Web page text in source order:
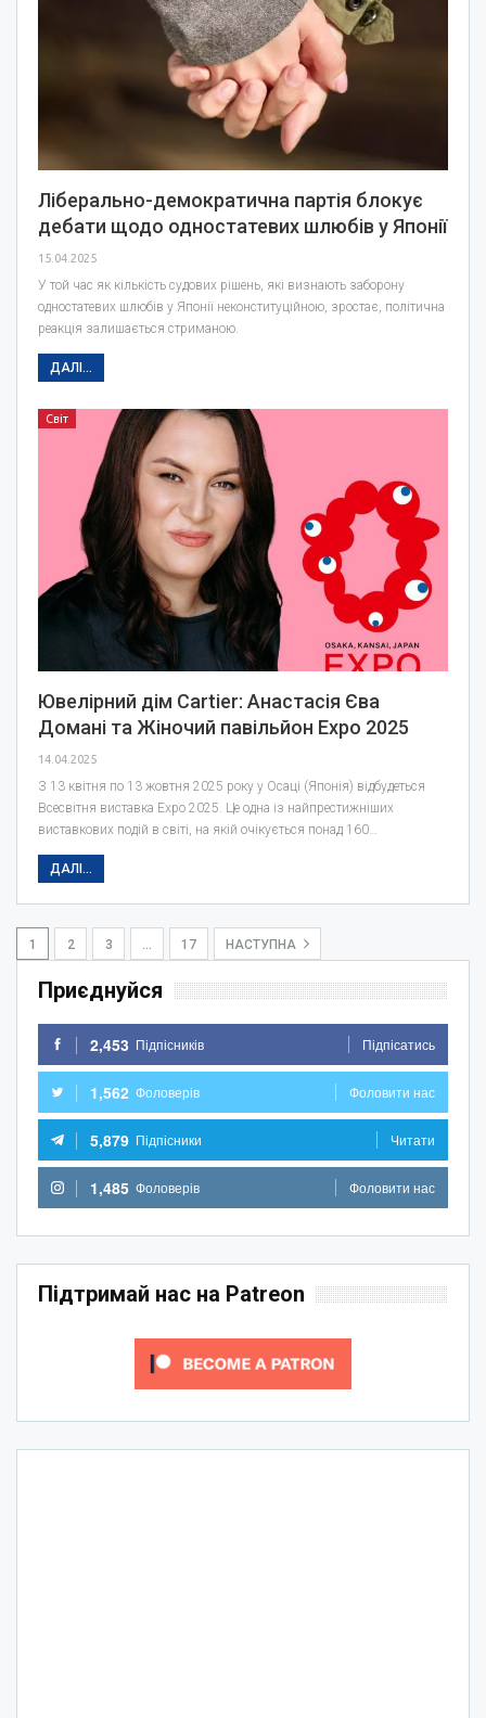
Ліберально-демократична партія блокує
дебати щодо одностатевих шлюбів у Японії
15.04.2025
У той час як кількість судових рішень, які визнають заборону
одностатевих шлюбів у Японії неконституційною, зростає, політична
реакція залишається стриманою.
ДАЛІ...
Світ
Ювелірний дім Cartier: Анастасія Єва
Домані та Жіночий павільйон Expo 2025
14.04.2025
З 13 квітня по 13 жовтня 2025 року у Осаці (Японія) відбудеться
Всесвітня виставка Expo 2025. Це одна із найпрестижніших
виставкових подій в світі, на якій очікується понад 160…
ДАЛІ...
1 2 3 17 НАСТУПНА
Приєднуйся
2,453 Підпісників Підпісатись
1,562 Фоловерів Фоловити нас
5,879 Підпісники Читати
1,485 Фоловерів Фоловити нас
Підтримай нас на Patreon